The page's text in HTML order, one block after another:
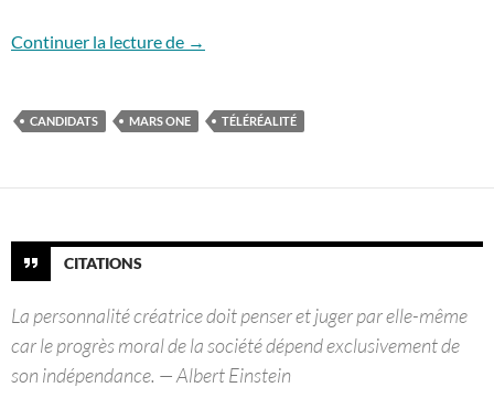
Continuer la lecture de Mars One : 100 candidats au rêve
→
CANDIDATS MARS ONE TÉLÉRÉALITÉ
CITATIONS
La personnalité créatrice doit penser et juger par elle-même
car le progrès moral de la société dépend exclusivement de
son indépendance. — Albert Einstein